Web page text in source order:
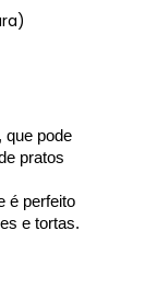
que pode
pratos
é perfeito
e tortas.